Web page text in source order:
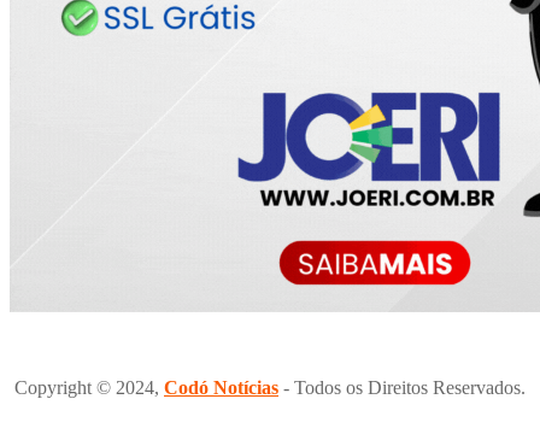
Copyright © 2024, Codó Notícias - Todos os Direitos Reservados.